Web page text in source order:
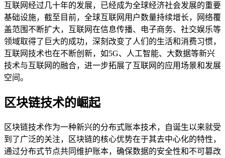
互联网经过几十年的发展，已经成为全球经济社会发展的重要
基础设施，截至目前，全球互联网用户数量持续增长，网络覆
盖范围不断扩大，互联网在信息传播、电子商务、社交娱乐等
领域取得了巨大的成功，深刻改变了人们的生活和消费习惯，
互联网技术也在不断创新，如5G、人工智能、大数据等新兴
技术与互联网的融合，进一步拓展了互联网的应用场景和发展
空间。
区块链技术的崛起
区块链技术作为一种新兴的分布式账本技术，自诞生以来就受
到了广泛的关注，区块链的核心优势在于其去中心化的特性，
通过分布式节点共同维护账本，确保数据的安全性和不可篡改